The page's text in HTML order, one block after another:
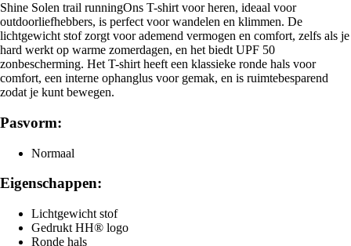
Shine Solen trail runningOns T-shirt voor heren, ideaal voor
outdoorliefhebbers, is perfect voor wandelen en klimmen. De
lichtgewicht stof zorgt voor ademend vermogen en comfort, zelfs als je
hard werkt op warme zomerdagen, en het biedt UPF 50
zonbescherming. Het T-shirt heeft een klassieke ronde hals voor
comfort, een interne ophanglus voor gemak, en is ruimtebesparend
zodat je kunt bewegen.
Pasvorm:
Normaal
Eigenschappen:
Lichtgewicht stof
Gedrukt HH® logo
Ronde hals